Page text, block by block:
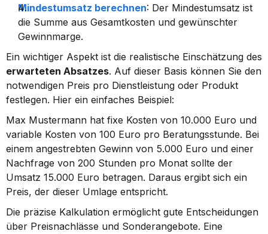
Mindestumsatz berechnen: Der Mindestumsatz ist
die Summe aus Gesamtkosten und gewünschter
Gewinnmarge.
erwarteten Absatzes. Auf dieser Basis können Sie den
notwendigen Preis pro Dienstleistung oder Produkt
festlegen. Hier ein einfaches Beispiel:
Max Mustermann hat fixe Kosten von 10.000 Euro und
variable Kosten von 100 Euro pro Beratungsstunde. Bei
einem angestrebten Gewinn von 5.000 Euro und einer
Nachfrage von 200 Stunden pro Monat sollte der
Umsatz 15.000 Euro betragen. Daraus ergibt sich ein
Preis, der dieser Umlage entspricht.
Die präzise Kalkulation ermöglicht gute Entscheidungen
über Preisnachlässe und Sonderangebote. Eine